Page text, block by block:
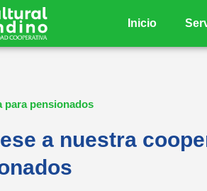
Inicio
para pensionados
a nuestra